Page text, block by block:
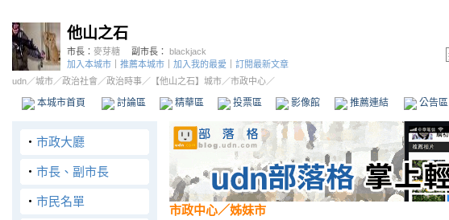
他山之石
市長： 麥芽糖 副市長： blackjack
加入本城市
推薦本城市 加入我的最愛
訂閱最新文章
udn／城市／政治社會 ／政治時事／ 【他山之石】城市／市政中心／
本城市首頁 討論區 精華區 投票區 影像館 推薦連結 公告區
‧ 市政大廳
‧ 市長、副市長
‧ 市民名單
市政中心／姊妹市